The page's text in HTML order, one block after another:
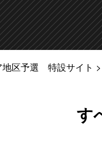
地区予選 特設サイト
す